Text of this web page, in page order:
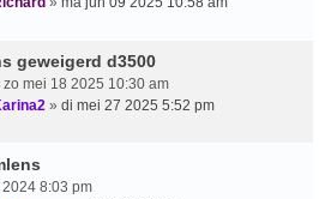
geweigerd d3500
zo mei 18 2025 10:30 am
» di mei 27 2025 5:52 pm
8:03 pm